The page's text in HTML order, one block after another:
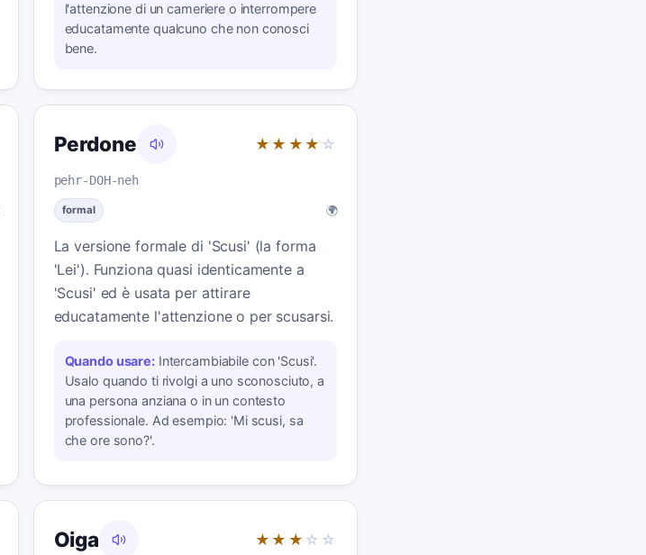
l'attenzione di un cameriere o interrompere
educatamente qualcuno che non conosci
bene.
Perdone ★★★★ ☆
pehr-DOH-neh
formal 🌍
La versione formale di 'Scusi' (la forma
'Lei'). Funziona quasi identicamente a
'Scusi' ed è usata per attirare
educatamente l'attenzione o per scusarsi.
Quando usare: Intercambiabile con 'Scusi'.
Usalo quando ti rivolgi a uno sconosciuto, a
una persona anziana o in un contesto
professionale. Ad esempio: 'Mi scusi, sa
che ore sono?'.
Oiga ★★★ ☆☆